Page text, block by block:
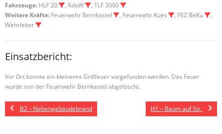
Fahrzeuge: HLF 20 , KdoW
, TLF 3000
Weitere Kräfte: Feuerwehr Bernkastel , Feuerwehr Kues , FEZ BeKu
,
Wehrleiter
Einsatzbericht:
Vor Ort konnte ein kleineres Grillfeuer vorgefunden werden. Das Feuer
wurde von der Feuerwehr Bernkastel abgelöscht.
B2 – Nebengebäudebrand H1 – Baum auf Str.